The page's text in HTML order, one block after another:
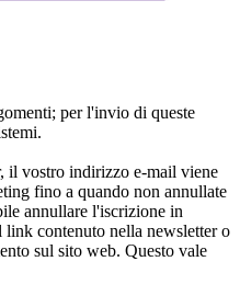
per l'invio di queste
il vostro indirizzo e-mail viene
fino a quando non annullate
annullare l'iscrizione in
contenuto nella newsletter o
sul sito web. Questo vale